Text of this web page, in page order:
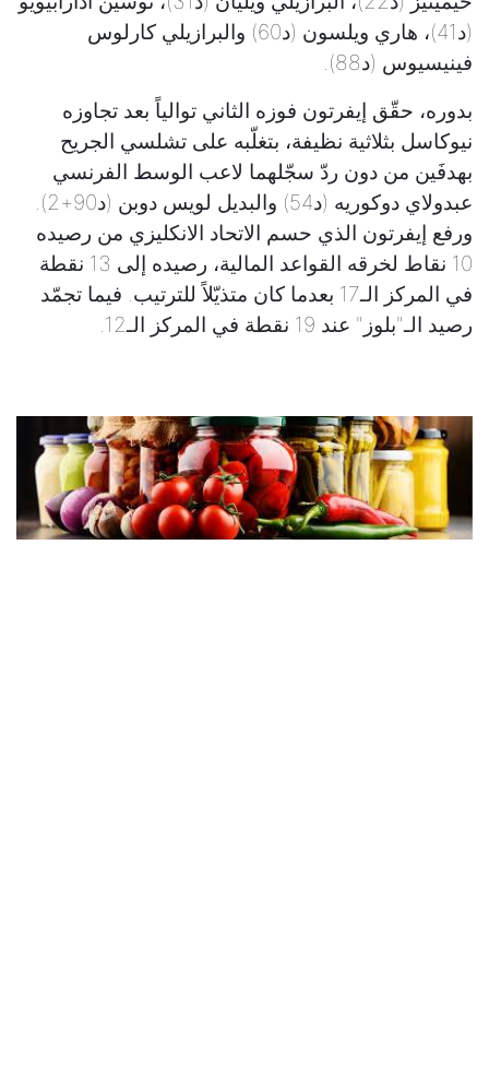
(د41)، هاري ويلسون (د60) والبرازيلي كارلوس
فينيسيوس (د88).
بدوره، حقّق إيفرتون فوزه الثاني توالياً بعد تجاوزه
نيوكاسل بثلاثية نظيفة، بتغلّبه على تشلسي الجريح
بهدفَين من دون ردّ سجّلهما لاعب الوسط الفرنسي
عبدولاي دوكوريه (د54) والبديل لويس دوبن (د90+2).
ورفع إيفرتون الذي حسم الاتحاد الانكليزي من رصيده
10 نقاط لخرقه القواعد المالية، رصيده إلى 13 نقطة
في المركز الـ17 بعدما كان متذيّلاً للترتيب. فيما تجمّد
رصيد الـ"بلوز" عند 19 نقطة في المركز الـ12.